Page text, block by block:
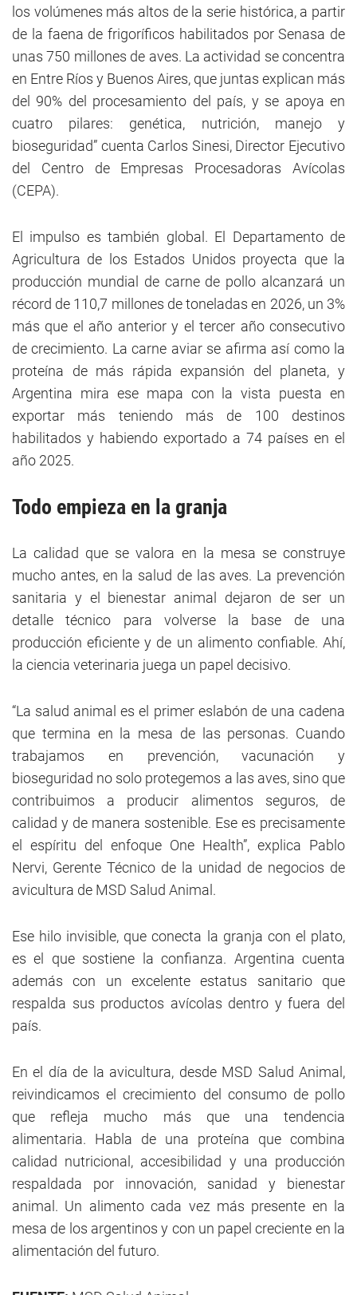
los volúmenes más altos de la serie histórica, a partir
de la faena de frigoríficos habilitados por Senasa de
unas 750 millones de aves. La actividad se concentra
en Entre Ríos y Buenos Aires, que juntas explican más
del 90% del procesamiento del país, y se apoya en
cuatro pilares: genética, nutrición, manejo y
bioseguridad” cuenta Carlos Sinesi, Director Ejecutivo
del Centro de Empresas Procesadoras Avícolas
(CEPA).
El impulso es también global. El Departamento de
Agricultura de los Estados Unidos proyecta que la
producción mundial de carne de pollo alcanzará un
récord de 110,7 millones de toneladas en 2026, un 3%
más que el año anterior y el tercer año consecutivo
de crecimiento. La carne aviar se afirma así como la
proteína de más rápida expansión del planeta, y
Argentina mira ese mapa con la vista puesta en
exportar más teniendo más de 100 destinos
habilitados y habiendo exportado a 74 países en el
año 2025.
Todo empieza en la granja
La calidad que se valora en la mesa se construye
mucho antes, en la salud de las aves. La prevención
sanitaria y el bienestar animal dejaron de ser un
detalle técnico para volverse la base de una
producción eficiente y de un alimento confiable. Ahí,
la ciencia veterinaria juega un papel decisivo.
“La salud animal es el primer eslabón de una cadena
que termina en la mesa de las personas. Cuando
trabajamos en prevención, vacunación y
bioseguridad no solo protegemos a las aves, sino que
contribuimos a producir alimentos seguros, de
calidad y de manera sostenible. Ese es precisamente
el espíritu del enfoque One Health”, explica Pablo
Nervi, Gerente Técnico de la unidad de negocios de
avicultura de MSD Salud Animal.
Ese hilo invisible, que conecta la granja con el plato,
es el que sostiene la confianza. Argentina cuenta
además con un excelente estatus sanitario que
respalda sus productos avícolas dentro y fuera del
país.
En el día de la avicultura, desde MSD Salud Animal,
reivindicamos el crecimiento del consumo de pollo
que refleja mucho más que una tendencia
alimentaria. Habla de una proteína que combina
calidad nutricional, accesibilidad y una producción
respaldada por innovación, sanidad y bienestar
animal. Un alimento cada vez más presente en la
mesa de los argentinos y con un papel creciente en la
alimentación del futuro.